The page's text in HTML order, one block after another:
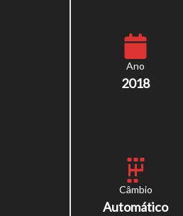
Ano
2018
Câmbio
Automático